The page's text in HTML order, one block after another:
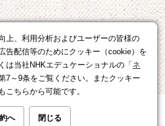
上、利用分析およびユーザーの皆様の
告配信等のためにクッキー（cookie）を
は当社NHKエデュケーショナルの「 ネ
7～9条をご覧ください。またクッキー
こちらから可能です。
へ 閉じる
トナーシップについて
報の取り扱いについて